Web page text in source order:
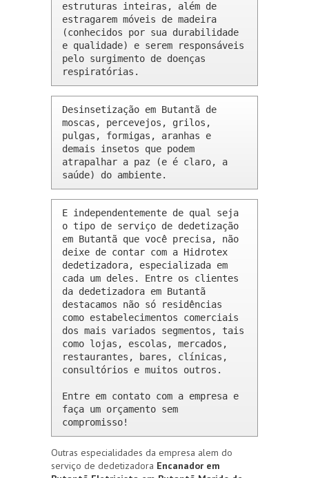
estruturas inteiras, além de
estragarem móveis de madeira
(conhecidos por sua durabilidade
e qualidade) e serem responsáveis
pelo surgimento de doenças
respiratórias.
Desinsetização em Butantã de
moscas, percevejos, grilos,
pulgas, formigas, aranhas e
demais insetos que podem
atrapalhar a paz (e é claro, a
saúde) do ambiente.
E independentemente de qual seja
o tipo de serviço de dedetização
em Butantã que você precisa, não
deixe de contar com a Hidrotex
dedetizadora, especializada em
cada um deles. Entre os clientes
da dedetizadora em Butantã
destacamos não só residências
como estabelecimentos comerciais
dos mais variados segmentos, tais
como lojas, escolas, mercados,
restaurantes, bares, clínicas,
consultórios e muitos outros.
Entre em contato com a empresa e
faça um orçamento sem
compromisso!
Outras especialidades da empresa alem do
serviço de dedetizadora Encanador em